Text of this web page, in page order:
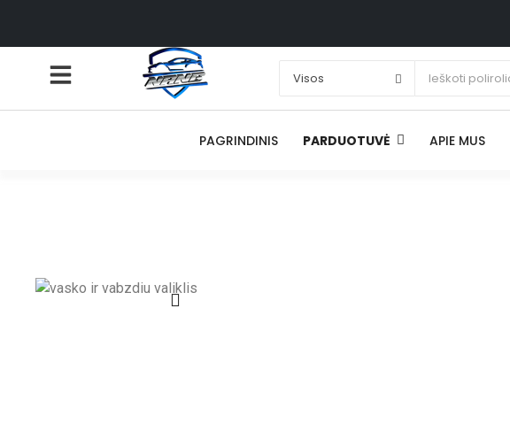
PAGRINDINIS PARDUOTUVĖ APIE MUS